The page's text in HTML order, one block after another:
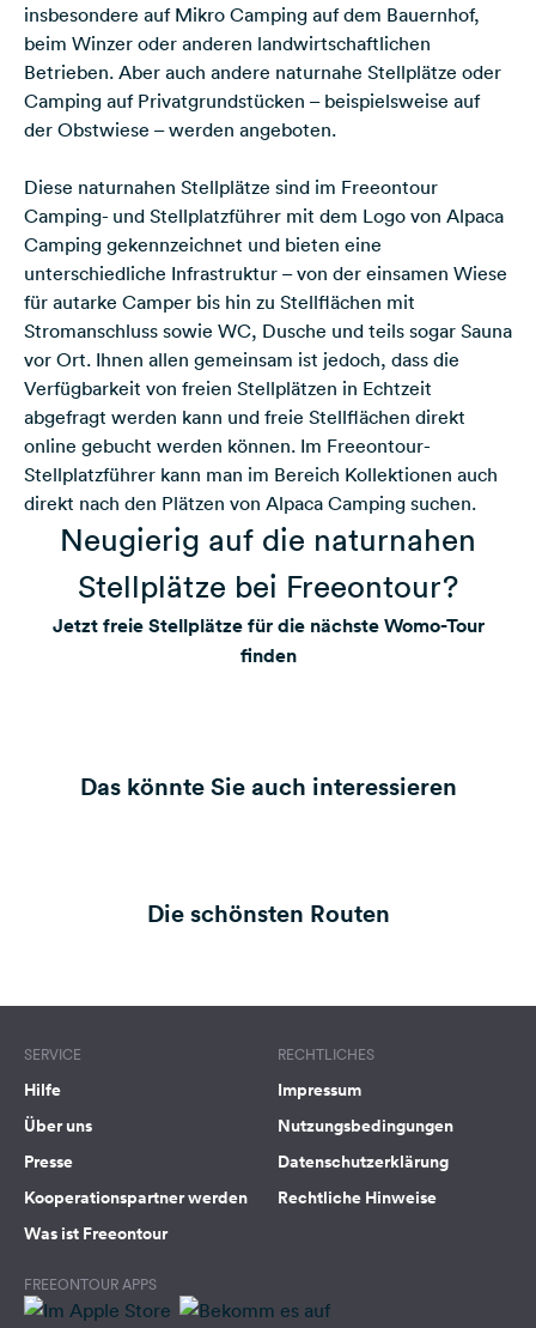
insbesondere auf Mikro Camping auf dem Bauernhof,
beim Winzer oder anderen landwirtschaftlichen
Betrieben. Aber auch andere naturnahe Stellplätze oder
Camping auf Privatgrundstücken – beispielsweise auf
der Obstwiese – werden angeboten.
Diese naturnahen Stellplätze sind im Freeontour
Camping- und Stellplatzführer mit dem Logo von Alpaca
Camping gekennzeichnet und bieten eine
unterschiedliche Infrastruktur – von der einsamen Wiese
für autarke Camper bis hin zu Stellflächen mit
Stromanschluss sowie WC, Dusche und teils sogar Sauna
vor Ort. Ihnen allen gemeinsam ist jedoch, dass die
Verfügbarkeit von freien Stellplätzen in Echtzeit
abgefragt werden kann und freie Stellflächen direkt
online gebucht werden können. Im Freeontour-
Stellplatzführer kann man im Bereich Kollektionen auch
direkt nach den Plätzen von Alpaca Camping suchen.
Neugierig auf die naturnahen
Stellplätze bei Freeontour?
Jetzt freie Stellplätze für die nächste Womo-Tour
finden
Das könnte Sie auch interessieren
Die schönsten Routen
SERVICE
Hilfe
Über uns
Presse
Kooperationspartner werden
Was ist Freeontour
RECHTLICHES
Impressum
Nutzungsbedingungen
Datenschutzerklärung
Rechtliche Hinweise
FREEONTOUR APPS